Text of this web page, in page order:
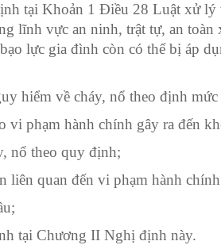
tại Khoản 1 Điều 28 Luật xử lý
lĩnh vực an ninh, trật tự, an toàn
lực gia đình còn có thể bị áp
hiểm về cháy, nổ theo định
vi phạm hành chính gây ra đến
nổ theo quy định;
quan đến vi phạm hành
tại Chương II Nghị định này.